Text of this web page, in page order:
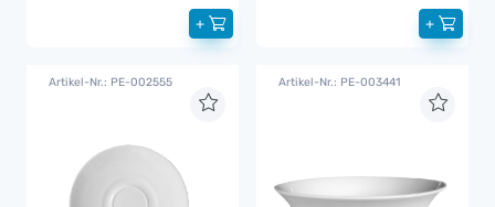
+ +
Artikel-Nr.: PE-002555 Artikel-Nr.: PE-003441